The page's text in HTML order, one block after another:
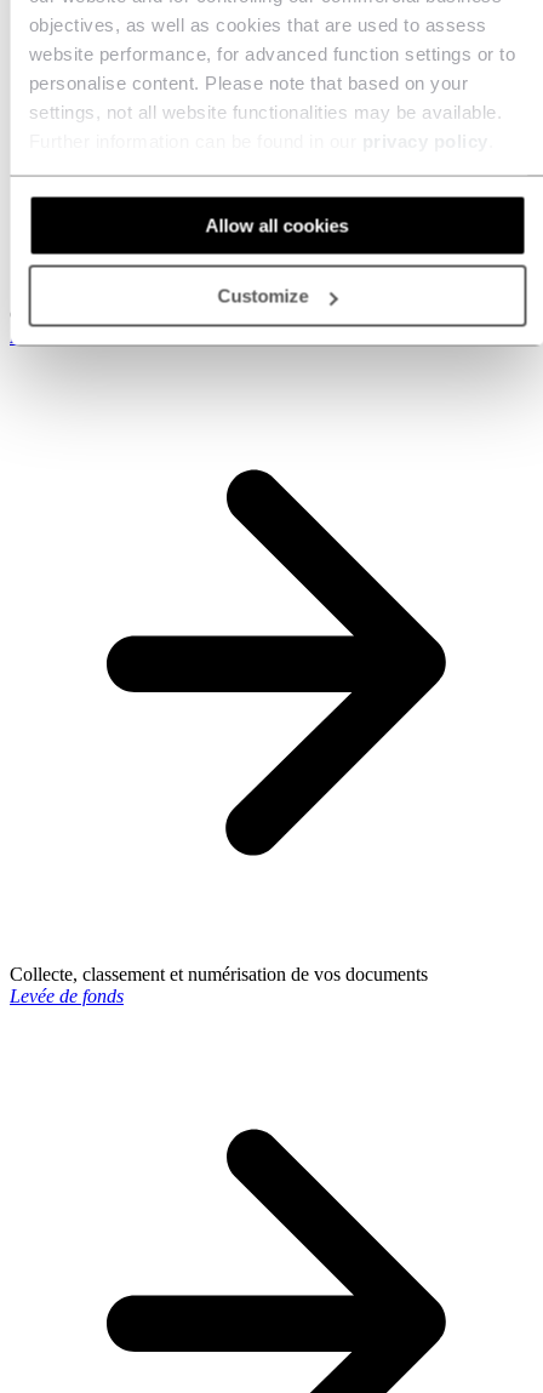
objectives, as well as cookies that are used to assess
website performance, for advanced function settings or to
personalise content. Please note that based on your
settings, not all website functionalities may be available.
privacy policy
Allow all cookies
Customize
Collecte des documents et analyse sous format numérique
Numérisation
Collecte, classement et numérisation de vos documents
Levée de fonds